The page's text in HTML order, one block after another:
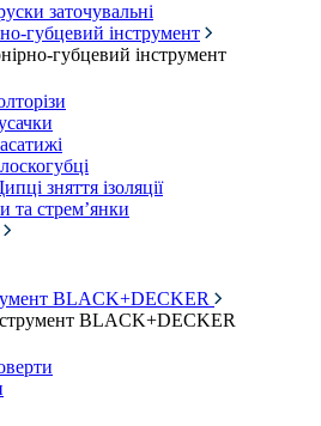
заточувальні
губцевий інструмент
губцевий інструмент
зняття ізоляції
та стрем’янки
BLACK+DECKER
BLACK+DECKER